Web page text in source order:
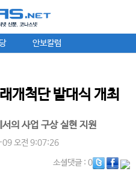
안보칼럼
개척단 발대식 개최
의 사업 구상 실현 지원
오전 9:07:26
소셜댓글: 0